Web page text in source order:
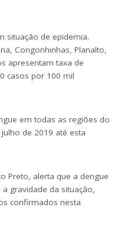
situação de epidemia.
Congonhinhas, Planalto,
apresentam taxa de
casos por 100 mil
em todas as regiões do
de 2019 até esta
Preto, alerta que a dengue
gravidade da situação,
confirmados nesta